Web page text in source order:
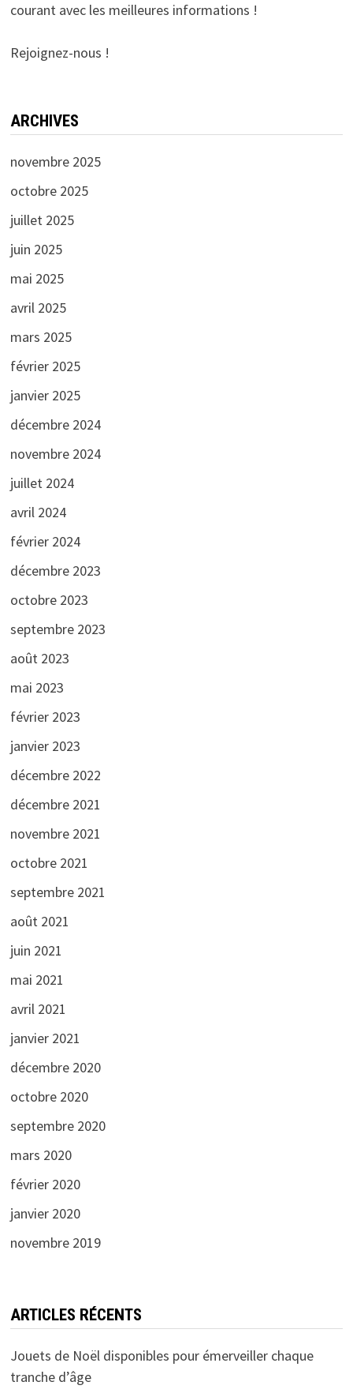
courant avec les meilleures informations !
Rejoignez-nous !
ARCHIVES
novembre 2025
octobre 2025
juillet 2025
juin 2025
mai 2025
avril 2025
mars 2025
février 2025
janvier 2025
décembre 2024
novembre 2024
juillet 2024
avril 2024
février 2024
décembre 2023
octobre 2023
septembre 2023
août 2023
mai 2023
février 2023
janvier 2023
décembre 2022
décembre 2021
novembre 2021
octobre 2021
septembre 2021
août 2021
juin 2021
mai 2021
avril 2021
janvier 2021
décembre 2020
octobre 2020
septembre 2020
mars 2020
février 2020
janvier 2020
novembre 2019
ARTICLES RÉCENTS
Jouets de Noël disponibles pour émerveiller chaque
tranche d’âge